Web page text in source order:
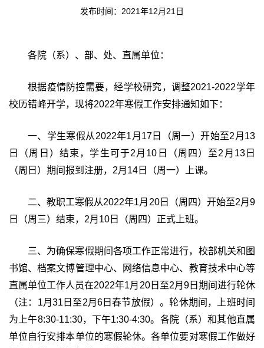
发布时间：2021年12月21日
各院（系）、部、处、直属单位：
根据疫情防控需要，经学校研究，调整2021-2022学年
校历错峰开学，现将2022年寒假工作安排通知如下：
一、学生寒假从2022年1月17日（周一）开始至2月13
日（周日）结束，学生可于2月10日（周四）至2月13日
（周日）期间报到注册，2月14日（周一）上课。
二、教职工寒假从2022年1月20日（周四）开始至2月9
日（周三）结束，2月10日（周四）正式上班。
三、为确保寒假期间各项工作正常进行，校部机关和图
书馆、档案文博管理中心、网络信息中心、教育技术中心等
直属单位工作人员在2022年1月20日至2月9日期间进行轮休
（注：1月31日至2月6日春节放假）。轮休期间，上班时间
为上午8:30-11:30，下午1:30-4:30。各院（系）和其他直属
单位自行安排本单位的寒假轮休。各单位要对寒假工作做好